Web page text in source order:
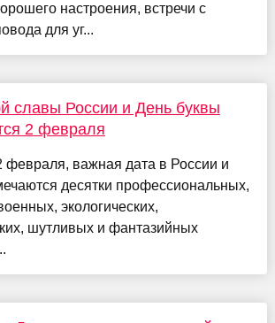
настроения, встречи с
для уг...
славы России и День буквы
2 февраля
февраля, важная дата в России и
десятки профессиональных,
экологических,
шутливых и фантазийных